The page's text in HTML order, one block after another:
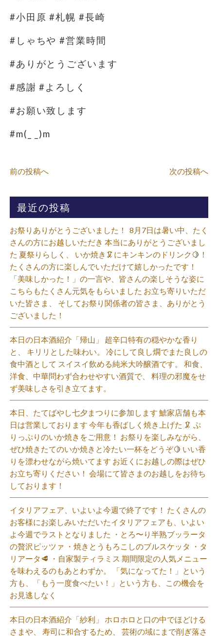
#小田原 #札幌 #長崎
#しゃちや #営業時間
#ありがとうございます
#感謝 #よろしく
#お願い致します
#m(_ _)m
前の投稿へ 次の投稿へ
最近の投稿
お祭りありがとうございました！ ⁡ 8月7日は暑い中、たく
さんの方にお越しいただき 本当にありがとうございまし
た 夏祭りらしく、 いか焼き🦑にキンキンのドリンク🍋！
たくさんの方に楽しんでいただけて嬉しかったです！
「美味しかった！」の一言や、皆さんの楽しそうな姿に
こちらもたくさん元気をもらいました️ お立ち寄りいただ
いた皆さま、 そしてお祭り関係者の皆さま、ありがとう
ございました！⁡
本日の日本酒紹介「帰山」 超辛口特有の穏やかな香り
と、 キリリとした味わい。 冷にして良し燗でまた良しの
食中酒として スイスイ飲める純米大吟醸酒です。 和食、
洋食、中華問わず合わせやすい酒質で、 料理の邪魔をせ
ず美味しさを引き立てます。
本日、たてばやし七夕まつりに参加します 鯱家店舗も本
日は営業しております️ 今年も香ばしく焼き上げた 🦑 ぷ
りっぷりのいか焼きをご用意！ お祭りを楽しみながら、
ぜひ焼きたてのいか焼きと冷たい一杯をどうぞ🍋 いい香
りを漂わせながら焼いてます お近くにお越しの際はぜひ
お立ち寄りください！ 会場にて皆さまのお越しをお待ち
しております！
イタリアフェア、いよいよ今週で終了です！ たくさんの
お客様にお楽しみいただいたイタリアフェアも、いよい
よ今週でラストとなりました ・とろ〜り半熟ブッラータ
の贅沢ピッツァ ・焼きとうもろこしのブルスケッタ ・タ
リアータ🥩 ・自家製ティラミス 期間限定の人気メニュー
を味わえるのもあとわずか。 「気になってた！」という
方も、「もう一度食べたい！」という方も、この機会を
お見逃しなく⁡
本日の日本酒紹介「紗利」 ホロホロと口の中でほどける
さまや、 寿司に和合するため、 芸術の域にまで削ぎ落さ